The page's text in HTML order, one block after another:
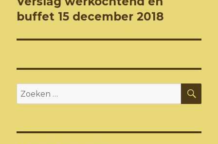
bericht:
buffet 15 december 2018
Zoeken
naar: